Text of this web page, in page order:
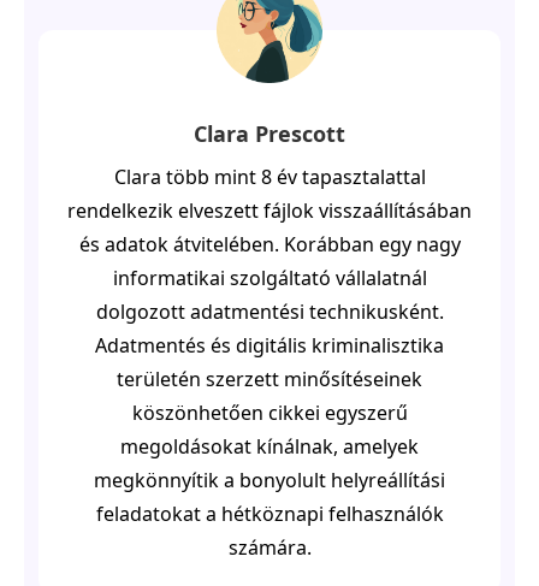
Clara Prescott
Clara több mint 8 év tapasztalattal
rendelkezik elveszett fájlok visszaállításában
és adatok átvitelében. Korábban egy nagy
informatikai szolgáltató vállalatnál
dolgozott adatmentési technikusként.
Adatmentés és digitális kriminalisztika
területén szerzett minősítéseinek
köszönhetően cikkei egyszerű
megoldásokat kínálnak, amelyek
megkönnyítik a bonyolult helyreállítási
feladatokat a hétköznapi felhasználók
számára.